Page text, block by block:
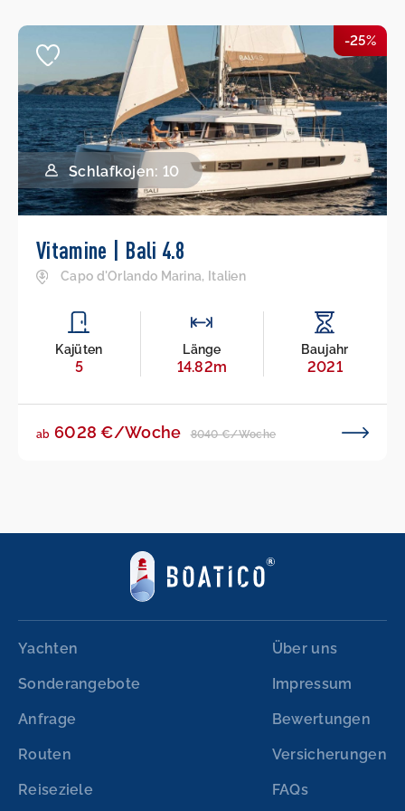
-25%
Schlafkojen: 10
Vitamine | Bali 4.8
Capo d'Orlando Marina, Italien
Kajüten
5
Länge
14.82m
Baujahr
2021
ab 6028 €/Woche 8040 €/Woche
Yachten
Sonderangebote
Anfrage
Routen
Reiseziele
Über uns
Impressum
Bewertungen
Versicherungen
FAQs